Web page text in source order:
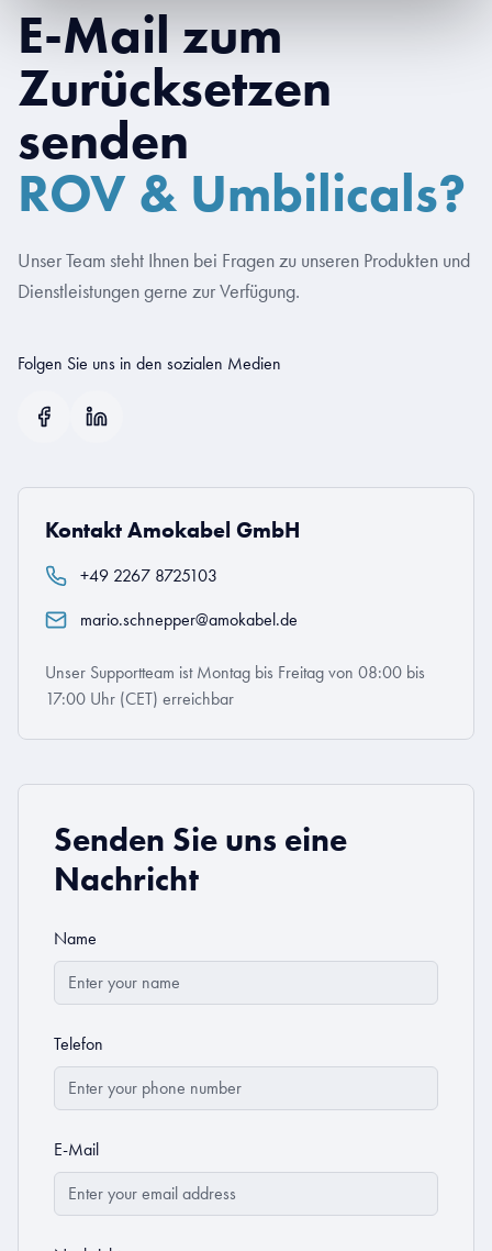
E-Mail zum
Zurücksetzen
senden
ROV & Umbilicals?
Unser Team steht Ihnen bei Fragen zu unseren Produkten und
Dienstleistungen gerne zur Verfügung.
Folgen Sie uns in den sozialen Medien
Kontakt Amokabel GmbH
+49 2267 8725103
mario.schnepper@amokabel.de
Unser Supportteam ist Montag bis Freitag von 08:00 bis
17:00 Uhr (CET) erreichbar
Senden Sie uns eine
Nachricht
Name
Telefon
E-Mail